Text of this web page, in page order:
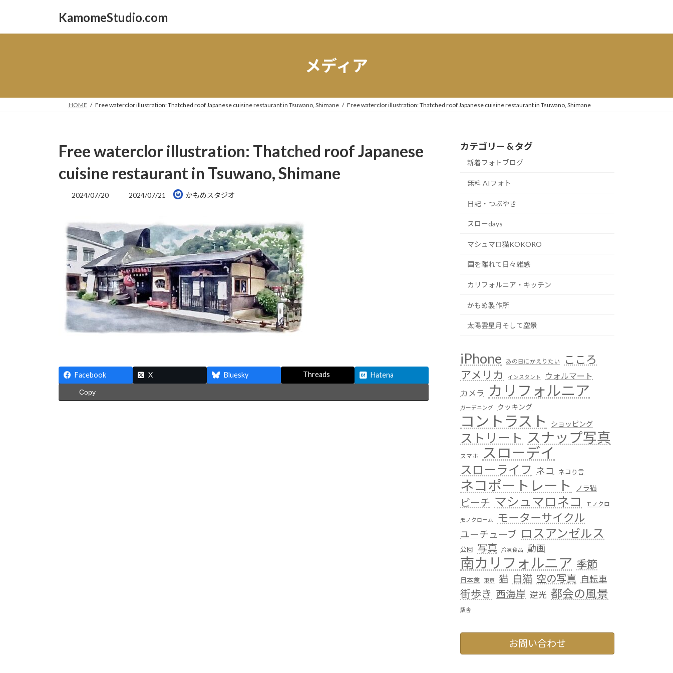
KamomeStudio.com
メディア
HOME Free waterclor illustration: Thatched roof Japanese cuisine restaurant in Tsuwano, Shimane Free waterclor illustration: Thatched roof Japanese cuisine restaurant in Tsuwano, Shimane
Free waterclor illustration: Thatched roof Japanese
cuisine restaurant in Tsuwano, Shimane
2024/07/20
最
新
日
時
:
2024/07/21 かもめスタジオ
Facebook X Bluesky Threads Hatena
Copy
カテゴリー & タグ
新着フォトブログ
無料 AIフォト
日記・つぶやき
スローdays
マシュマロ猫KOKORO
国を離れて日々雑感
カリフォルニア・キッチン
かもめ製作所
太陽雲星月そして空景
iPhone あの日にかえりたい
こころ
アメリカ
インスタント
ウォルマート
カメラ
カリフォルニア
ガーデニング クッキング
コントラスト ショッピング
ストリート スナップ写真
スマホ スローデイ
スローライフ ネコ ネコり言
ネコポートレート ノラ猫
ビーチ マシュマロネコ モノクロ
モノクローム モーターサイクル
ユーチューブ ロスアンゼルス
公園 写真 冷凍食品 動画
南カリフォルニア 季節
日本食 東京 猫 白猫 空の写真 自転車
街歩き 西海岸 逆光 都会の風景
駅舎
お問い合わせ